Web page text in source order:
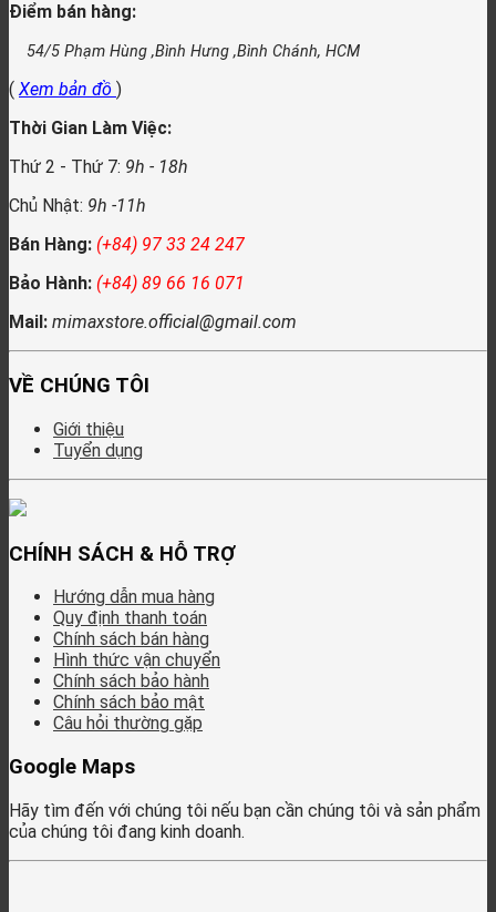
Điểm bán hàng:
54/5 Phạm Hùng ,Bình Hưng ,Bình Chánh, HCM
( Xem bản đồ )
Thời Gian Làm Việc:
Thứ 2 - Thứ 7: 9h - 18h
Chủ Nhật: 9h -11h
Bán Hàng: (+84) 97 33 24 247
Bảo Hành: (+84) 89 66 16 071
Mail: mimaxstore.official@gmail.com
VỀ CHÚNG TÔI
Giới thiệu
Tuyển dụng
CHÍNH SÁCH & HỖ TRỢ
Hướng dẫn mua hàng
Quy định thanh toán
Chính sách bán hàng
Hình thức vận chuyển
Chính sách bảo hành
Chính sách bảo mật
Câu hỏi thường gặp
Google Maps
Hãy tìm đến với chúng tôi nếu bạn cần chúng tôi và sản phẩm
của chúng tôi đang kinh doanh.